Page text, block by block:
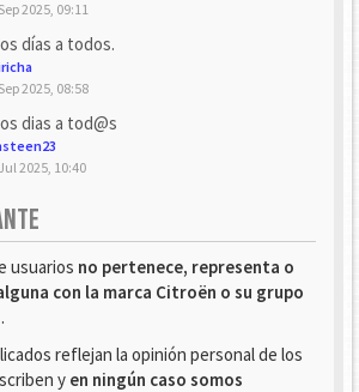
2025, 09:11
días a todos.
2025, 08:58
dias a tod@s
2025, 10:40
usuarios no pertenece, representa o
con la marca Citroën o su grupo
.
reflejan la opinión personal de los
y en ningún caso somos